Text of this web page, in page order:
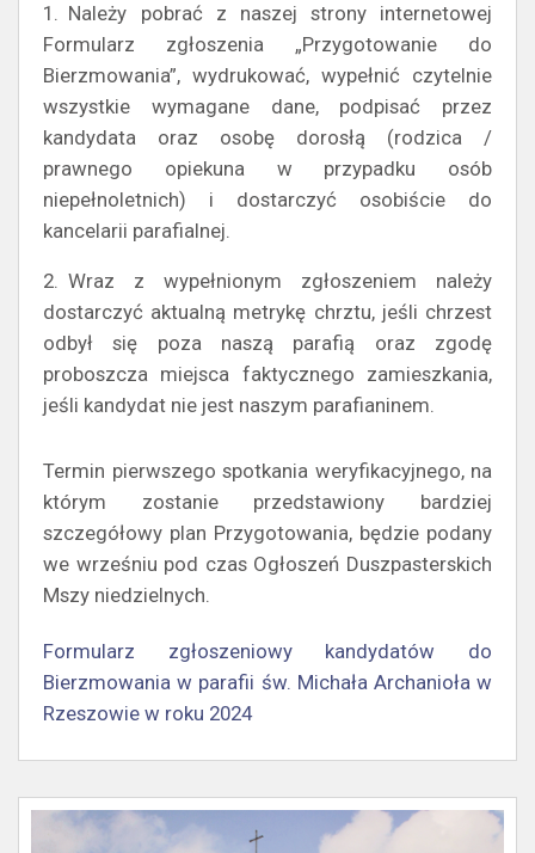
Należy pobrać z naszej strony internetowej
Formularz zgłoszenia „Przygotowanie do
Bierzmowania”, wydrukować, wypełnić czytelnie
wszystkie wymagane dane, podpisać przez
kandydata oraz osobę dorosłą (rodzica /
prawnego opiekuna w przypadku osób
niepełnoletnich) i dostarczyć osobiście do
kancelarii parafialnej.
Wraz z wypełnionym zgłoszeniem należy
dostarczyć aktualną metrykę chrztu, jeśli chrzest
odbył się poza naszą parafią oraz zgodę
proboszcza miejsca faktycznego zamieszkania,
jeśli kandydat nie jest naszym parafianinem.
Termin pierwszego spotkania weryfikacyjnego, na
którym zostanie przedstawiony bardziej
szczegółowy plan Przygotowania, będzie podany
we wrześniu pod czas Ogłoszeń Duszpasterskich
Mszy niedzielnych.
Formularz zgłoszeniowy kandydatów do
Bierzmowania w parafii św. Michała Archanioła w
Rzeszowie w roku 2024